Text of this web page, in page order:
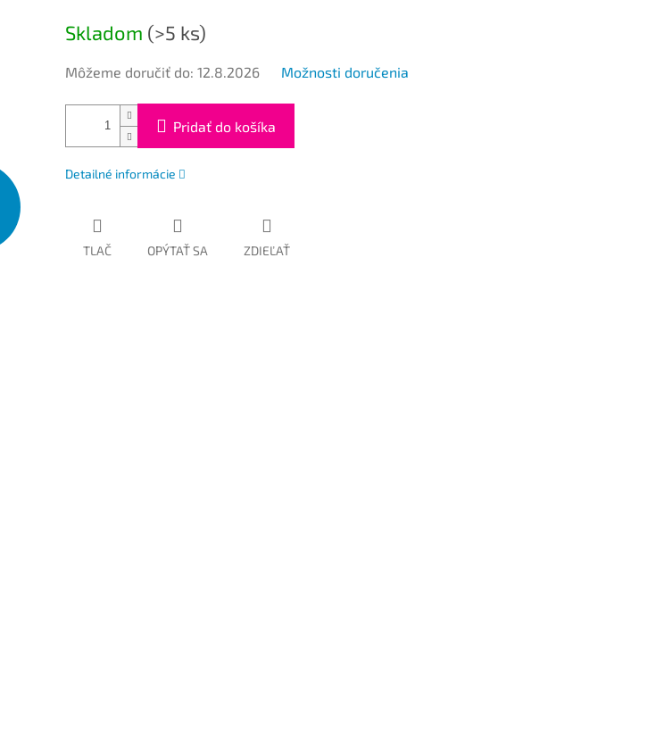
Skladom (>5 ks)
Môžeme doručiť do: 12.8.2026 Možnosti doručenia
Pridať do košíka
Detailné informácie
TLAČ OPÝTAŤ SA ZDIEĽAŤ